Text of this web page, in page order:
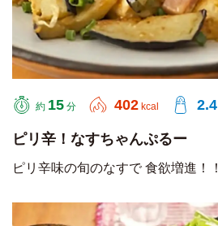
約 15 分 402 kcal 2.4
ピリ辛！なすちゃんぷるー
ピリ辛味の旬のなすで 食欲増進！！